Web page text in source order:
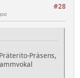
#28
Präsens,